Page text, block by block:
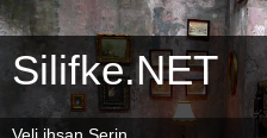
Silifke.NET